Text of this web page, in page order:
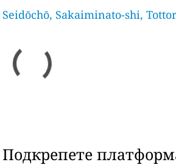
Seidōchō, Sakaiminato-shi,
Подкрепете